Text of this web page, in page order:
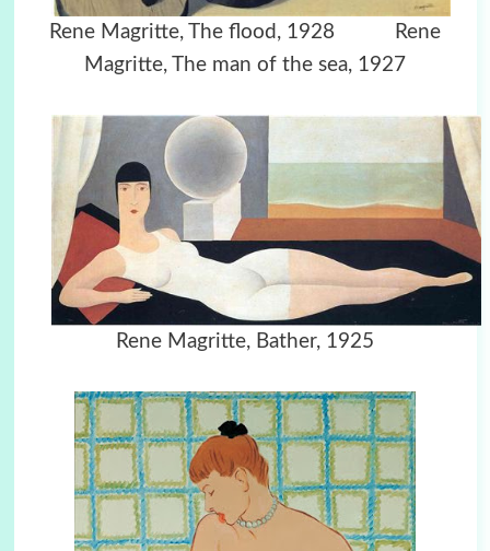
Rene Magritte, The flood, 1928 Rene
Magritte, The man of the sea, 1927
Rene Magritte, Bather, 1925